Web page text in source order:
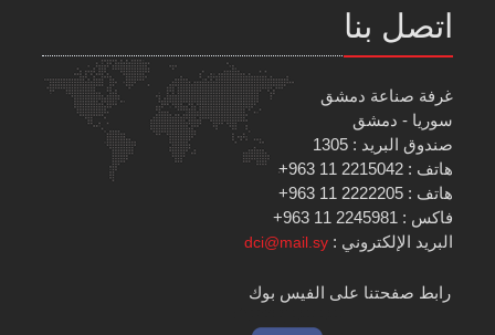
اتصل بنا
غرفة صناعة دمشق
سوريا - دمشق
صندوق البريد : 1305
هاتف : 2215042 11 963+
هاتف : 2222205 11 963+
فاكس : 2245981 11 963+
البريد الإلكتروني :dci@mail.sy
رابط صفحتنا على الفيس بوك